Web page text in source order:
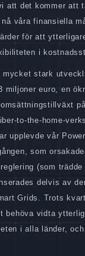
att det kommer att
våra finansiella
för att
i
mycket stark
miljoner euro, en
to-the-home-
upplevde vår
som
(som
delvis av
Grids. Trots
behöva vidta
i alla länder,